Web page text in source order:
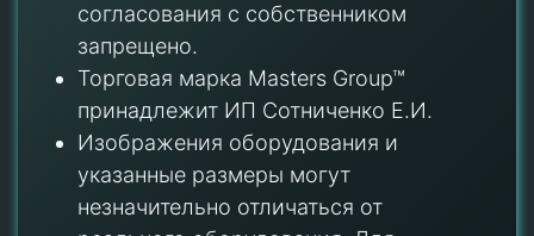
согласования с собственником
запрещено.
Торговая марка Masters Group™
принадлежит ИП Сотниченко Е.И.
Изображения оборудования и
указанные размеры могут
незначительно отличаться от